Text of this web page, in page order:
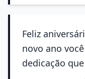
Feliz
novo ano
dedicação